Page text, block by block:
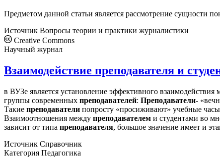
Предметом данной статьи является рассмотрение сущности
Источник Вопросы теории и практики журналистики
Creative Commons
Научный журнал
Взаимодействие преподавателя и
в ВУЗе является установление эффективного взаимодействия
группы современных преподавателей: Преподаватели-
Такие преподаватели попросту «просиживают» учебные
Взаимоотношения между преподавателем и студентами во
зависит от типа преподавателя, большое значение имеет и
Источник Справочник
Категория Педагогика